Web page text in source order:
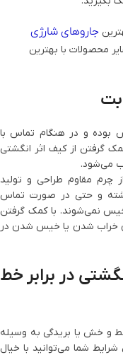
جاروهای شارژی
محصولات با بهترین
بوده و در هنگام تماس با
گرفتن از کیف اثر انگشتی
می‌شود.
چرم مقاوم طراحی و تولید
و حتی در صورت تماس
نمی‌شوند. با کمک گرفتن
خراب شدن یا خیس شدن در
در برابر خط
و خش یا بریدگی به وسیله
شما می‌توانید با خیال